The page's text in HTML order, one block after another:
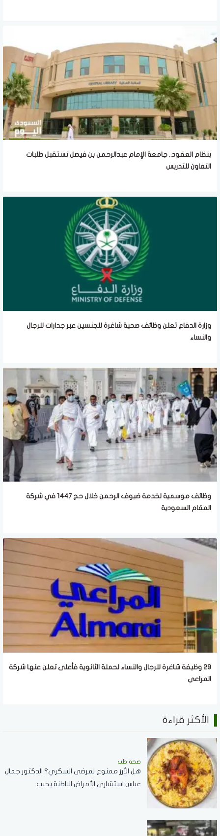
بنظام العقود.. جامعة الإمام عبدالرحمن بن فيصل تستقبل طلبات
التعاون للتدريس
وزارة الدفاع تعلن وظائف صحية شاغرة للجنسين عبر جدارات للرجال
والنساء
وظائف موسمية لخدمة ضيوف الرحمن خلال حج 1447 في شركة
المقام السعودية
29 وظيفة شاغرة للرجال والنساء لحملة الثانوية فأعلى تعلن عنها شركة
المراعي
الأكثر قراءة
صحة طب
هل الأرز ممنوع لمرضى السكري؟ الدكتور جمال
عباس استشاري الأمراض الباطنة يجيب